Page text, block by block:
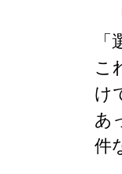
こ
け
あ
件